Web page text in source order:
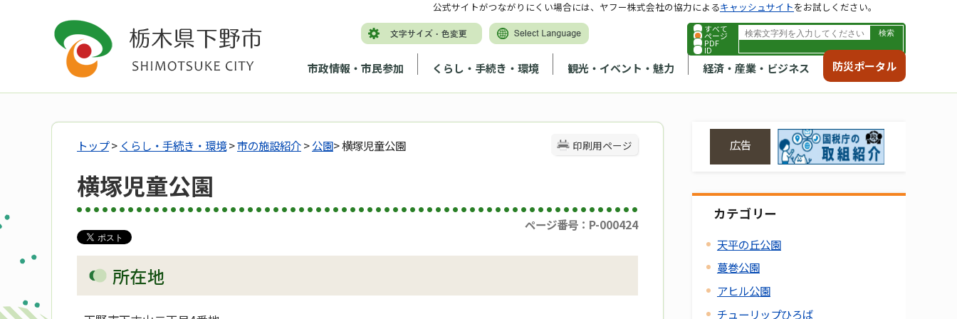
すべて
ページ
PDF
ID
市政情報・市民参加 くらし・手続き・環境 観光・イベント・魅力 経済・産業・ビジネス 防災ポータル
公式サイトがつながりにくい場合には、ヤフー株式会社の協力によるキャッシュサイトをお試しください。
印刷用ページ
トップ> くらし・手続き・環境>市の施設紹介>公園> 横塚児童公園
横塚児童公園
ページ番号：P-000424
所在地
広告
カテゴリー
天平の丘公園
蔓巻公園
アヒル公園
チューリップひろば